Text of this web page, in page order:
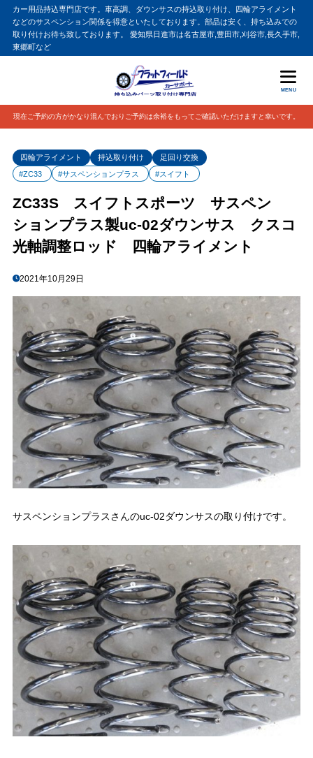
カー用品持込専門店です。車高調、ダウンサスの持込取り付け、四輪アライメント
などのサスペンション関係を得意といたしております。部品は安く、持ち込みでの
取り付けお待ち致しております。 愛知県日進市は名古屋市,豊田市,刈谷市,長久手市,
東郷町など
MENU
現在ご予約の方がかなり混んでおりご予約は余裕をもってご確認いただけますと幸いです。
四輪アライメント 持込取り付け
足回り交換
#ZC33
#サスペンションプラス #スイフト
ZC33S スイフトスポーツ サスペン
ションプラス製uc-02ダウンサス クスコ
光軸調整ロッド 四輪アライメント
2021年10月29日
サスペンションプラスさんのuc-02ダウンサスの取り付けです。